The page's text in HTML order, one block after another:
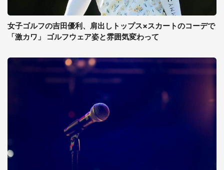
女子ゴルフの吉田優利、肩出しトップス×スカートのコーデで
「激カワ」 ゴルフウェア姿と雰囲気変わって